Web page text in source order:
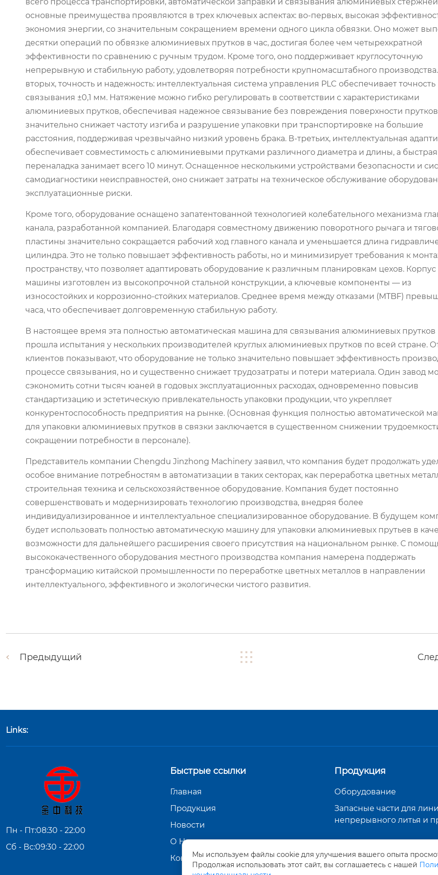
основные преимущества проявляются в трех ключевых аспектах: во-первых, высокая
экономия энергии, со значительным сокращением времени одного цикла обвязки. Оно может
десятки операций по обвязке алюминиевых прутков в час, достигая более чем четырехкратной
эффективности по сравнению с ручным трудом. Кроме того, оно поддерживает круглосуточную
непрерывную и стабильную работу, удовлетворяя потребности крупномасштабного
вторых, точность и надежность: интеллектуальная система управления PLC обеспечивает точность
связывания ±0,1 мм. Натяжение можно гибко регулировать в соответствии с характеристиками
алюминиевых прутков, обеспечивая надежное связывание без повреждения поверхности
значительно снижает частоту изгиба и разрушение упаковки при транспортировке на большие
расстояния, поддерживая чрезвычайно низкий уровень брака. В-третьих, интеллектуальная
обеспечивает совместимость с алюминиевыми прутками различного диаметра и длины, а быстрая
переналадка занимает всего 10 минут. Оснащенное несколькими устройствами безопасности и
самодиагностики неисправностей, оно снижает затраты на техническое обслуживание
эксплуатационные риски.
Кроме того, оборудование оснащено запатентованной технологией колебательного механизма
канала, разработанной компанией. Благодаря совместному движению поворотного рычага и
пластины значительно сокращается рабочий ход главного канала и уменьшается длина
цилиндра. Это не только повышает эффективность работы, но и минимизирует требования к
пространству, что позволяет адаптировать оборудование к различным планировкам цехов. Корпус
машины изготовлен из высокопрочной стальной конструкции, а ключевые компоненты — из
износостойких и коррозионно-стойких материалов. Среднее время между отказами (MTBF)
часа, что обеспечивает долговременную стабильную работу.
В настоящее время эта полностью автоматическая машина для связывания алюминиевых прутков
прошла испытания у нескольких производителей круглых алюминиевых прутков по всей стране.
клиентов показывают, что оборудование не только значительно повышает эффективность
процессе связывания, но и существенно снижает трудозатраты и потери материала. Один завод
сэкономить сотни тысяч юаней в годовых эксплуатационных расходах, одновременно повысив
стандартизацию и эстетическую привлекательность упаковки продукции, что укрепляет
конкурентоспособность предприятия на рынке. (Основная функция полностью автоматической
для упаковки алюминиевых прутков в связки заключается в существенном снижении
сокращении потребности в персонале).
Представитель компании Chengdu Jinzhong Machinery заявил, что компания будет продолжать
особое внимание потребностям в автоматизации в таких секторах, как переработка цветных
строительная техника и сельскохозяйственное оборудование. Компания будет постоянно
совершенствовать и модернизировать технологию производства, внедряя более
индивидуализированное и интеллектуальное специализированное оборудование. В будущем
будет использовать полностью автоматическую машину для упаковки алюминиевых прутьев в
возможности для дальнейшего расширения своего присутствия на национальном рынке. С
высококачественного оборудования местного производства компания намерена поддержать
трансформацию китайской промышленности по переработке цветных металлов в направлении
интеллектуального, эффективного и экологически чистого развития.
Предыдущий
Links:
Пн - Пт:08:30 - 22:00
Сб - Вс:09:30 - 22:00
Быстрые ссылки
Главная
Продукция
Новости
О Hас
Контакты
Продукция
Оборудование
Запасные части для
непрерывного литья и
Мы используем файлы cookie для улучшения вашего опыта
Продолжая использовать этот сайт, вы соглашаетесь с нашей